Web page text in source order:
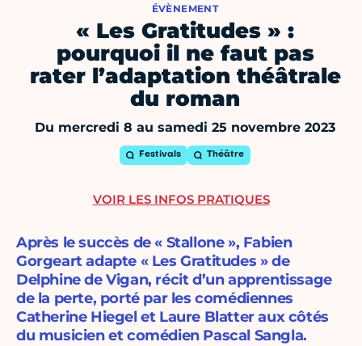
ÉVÈNEMENT
« Les Gratitudes » :
pourquoi il ne faut pas
rater l’adaptation théâtrale
du roman
Du mercredi 8 au samedi 25 novembre 2023
Festivals Théâtre
Après le succès de « Stallone », Fabien
Gorgeart adapte « Les Gratitudes » de
Delphine de Vigan, récit d’un apprentissage
de la perte, porté par les comédiennes
Catherine Hiegel et Laure Blatter aux côtés
du musicien et comédien Pascal Sangla.
VOIR LES INFOS PRATIQUES